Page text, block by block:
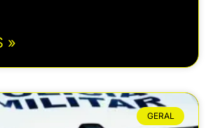
»
GERAL